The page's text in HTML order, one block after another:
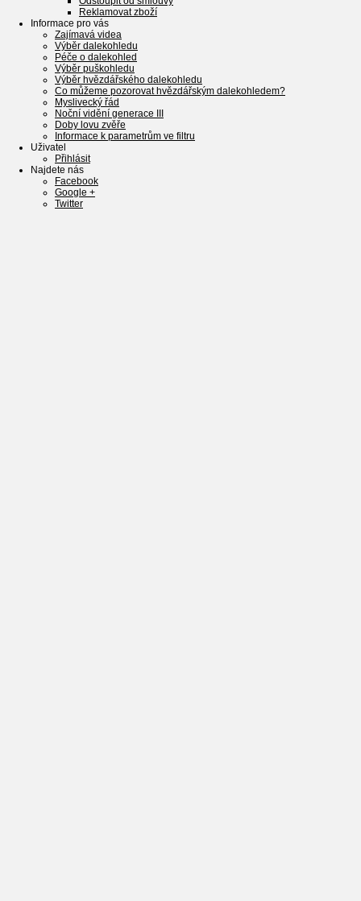
Reklamovat zboží
Informace pro vás
Zajímavá videa
Výběr dalekohledu
Péče o dalekohled
Výběr puškohledu
Výběr hvězdářského dalekohledu
Co můžeme pozorovat hvězdářským dalekohledem?
Myslivecký řád
Noční vidění generace III
Doby lovu zvěře
Informace k parametrům ve filtru
Uživatel
Přihlásit
Najdete nás
Facebook
Google +
Twitter